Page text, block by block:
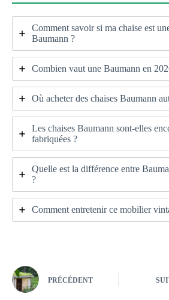
Comment savoir si ma chaise est
Baumann ?
Combien vaut une Baumann en
Où acheter des chaises Baumann
Les chaises Baumann sont-elles
fabriquées ?
Quelle est la différence entre
?
Comment entretenir ce mobilier
PRÉCÉDENT